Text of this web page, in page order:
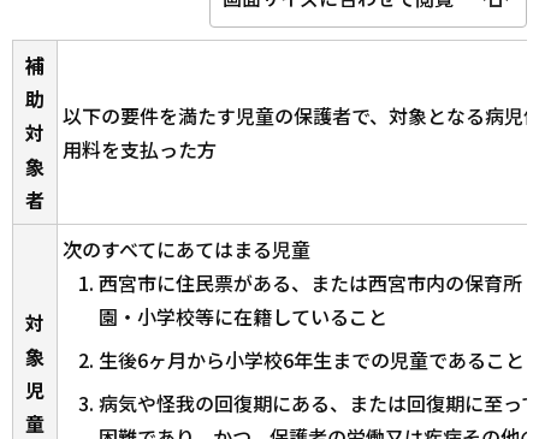
補
助
対
象
者
以下の要件を満たす児童の保護者で、対象となる病児
用料を支払った方
対
象
児
童
次のすべてにあてはまる児童
西宮市に住民票がある、または西宮市内の保育所
園・小学校等に在籍していること
生後6ヶ月から小学校6年生までの児童であること
病気や怪我の回復期にある、または回復期に至っ